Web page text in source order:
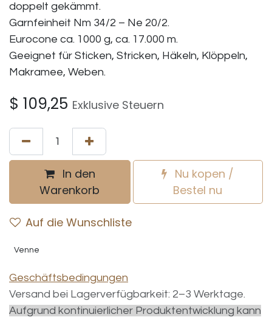
doppelt gekämmt.
Garnfeinheit Nm 34/2 – Ne 20/2.
Eurocone ca. 1000 g, ca. 17.000 m.
Geeignet für Sticken, Stricken, Häkeln, Klöppeln,
Makramee, Weben.
$ 109,25 Exklusive Steuern
In den
Warenkorb
Nu kopen /
Bestel nu
Auf die Wunschliste
Venne
Geschäftsbedingungen
Versand bei Lagerverfügbarkeit: 2–3 Werktage.
Aufgrund kontinuierlicher Produktentwicklung kann